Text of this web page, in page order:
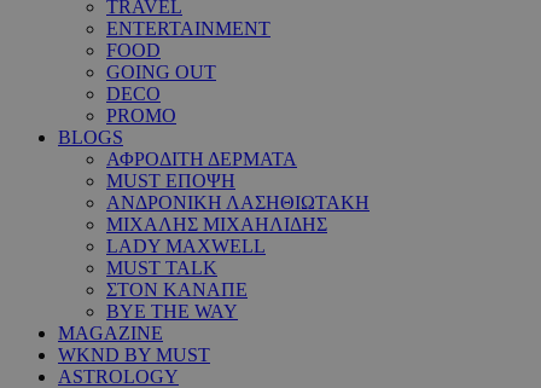
TRAVEL
ENTERTAINMENT
FOOD
GOING OUT
DECO
PROMO
BLOGS
ΑΦΡΟΔΙΤΗ ΔΕΡΜΑΤΑ
MUST ΕΠΟΨΗ
ΑΝΔΡΟΝΙΚΗ ΛΑΣΗΘΙΩΤΑΚΗ
ΜΙΧΑΛΗΣ ΜΙΧΑΗΛΙΔΗΣ
LADY MAXWELL
MUST TALK
ΣΤΟΝ ΚΑΝΑΠΕ
BYE THE WAY
MAGAZINE
WKND BY MUST
ASTROLOGY